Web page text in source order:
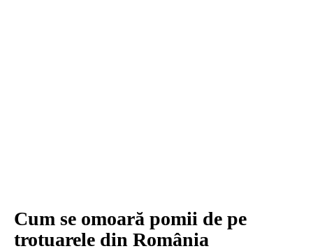
Cum se omoară pomii de pe
trotuarele din România